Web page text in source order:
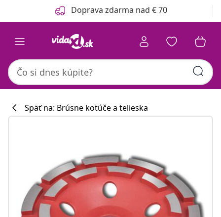
Predchádzajúce Doprava zdarma nad € 70
Späť na: Brúsne kotúče a telieska